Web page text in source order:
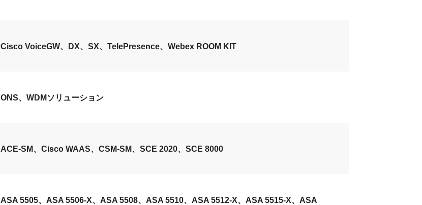
Cisco VoiceGW、DX、SX、TelePresence、Webex ROOM KIT
ONS、WDMソリューション
ACE-SM、Cisco WAAS、CSM-SM、SCE 2020、SCE 8000
ASA 5505、ASA 5506-X、ASA 5508、ASA 5510、ASA 5512-X、ASA 5515-X、ASA